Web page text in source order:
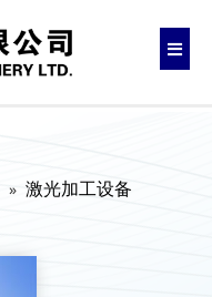
激光加工设备